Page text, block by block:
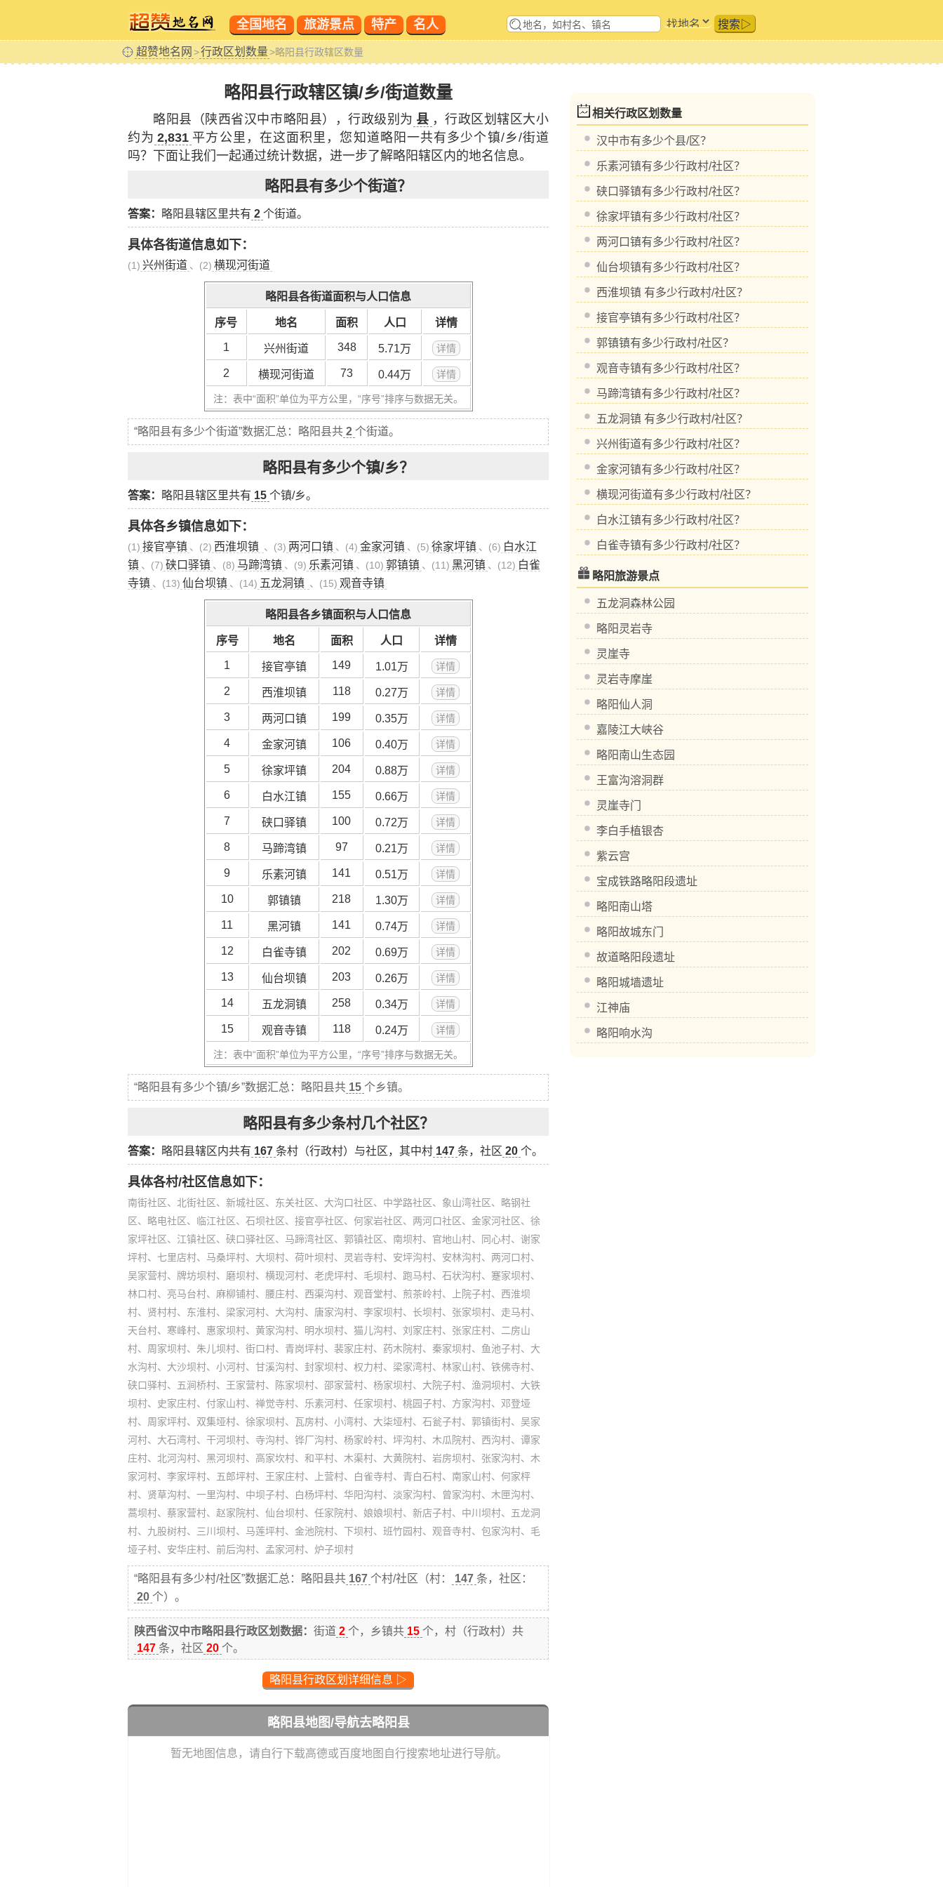
全国地名 旅游景点 特产 名人 搜索▷
超赞地名网 >行政区划数量>略阳县行政辖区数量
略阳县行政辖区镇/乡/街道数量
略阳县（陕西省汉中市略阳县），行政级别为 县 ，行政区划辖区大小
约为 2,831 平方公里，在这面积里，您知道略阳一共有多少个镇/乡/街道
吗？下面让我们一起通过统计数据，进一步了解略阳辖区内的地名信息。
略阳县有多少个街道？
答案： 略阳县辖区里共有 2 个街道。
具体各街道信息如下：
(1) 兴州街道 、(2) 横现河街道
略阳县各街道面积与人口信息
序号 地名 面积 人口 详情
1 兴州街道 348 5.71万 详情
2 横现河街道 73 0.44万 详情
注：表中“面积”单位为平方公里，“序号”排序与数据无关。
“略阳县有多少个街道”数据汇总：略阳县共 2 个街道。
略阳县有多少个镇/乡？
答案： 略阳县辖区里共有 15 个镇/乡。
具体各乡镇信息如下：
(1) 接官亭镇 、(2) 西淮坝镇 、(3) 两河口镇 、(4) 金家河镇 、(5) 徐家坪镇 、(6) 白水江
镇 、(7) 硖口驿镇 、(8) 马蹄湾镇 、(9) 乐素河镇 、(10) 郭镇镇 、(11) 黑河镇 、(12) 白雀
寺镇 、(13) 仙台坝镇 、(14) 五龙洞镇 、(15) 观音寺镇
略阳县各乡镇面积与人口信息
序号 地名 面积 人口 详情
1 接官亭镇 149 1.01万 详情
2 西淮坝镇 118 0.27万 详情
3 两河口镇 199 0.35万 详情
4 金家河镇 106 0.40万 详情
5 徐家坪镇 204 0.88万 详情
6 白水江镇 155 0.66万 详情
7 硖口驿镇 100 0.72万 详情
8 马蹄湾镇 97 0.21万 详情
9 乐素河镇 141 0.51万 详情
10 郭镇镇 218 1.30万 详情
11 黑河镇 141 0.74万 详情
12 白雀寺镇 202 0.69万 详情
13 仙台坝镇 203 0.26万 详情
14 五龙洞镇 258 0.34万 详情
15 观音寺镇 118 0.24万 详情
注：表中“面积”单位为平方公里，“序号”排序与数据无关。
“略阳县有多少个镇/乡”数据汇总：略阳县共 15 个乡镇。
略阳县有多少条村几个社区？
答案： 略阳县辖区内共有 167 条村（行政村）与社区，其中村 147 条，社区 20 个。
具体各村/社区信息如下：
南街社区、北街社区、新城社区、东关社区、大沟口社区、中学路社区、象山湾社区、略钢社
区、略电社区、临江社区、石坝社区、接官亭社区、何家岩社区、两河口社区、金家河社区、徐
家坪社区、江镇社区、硖口驿社区、马蹄湾社区、郭镇社区、南坝村、官地山村、同心村、谢家
坪村、七里店村、马桑坪村、大坝村、荷叶坝村、灵岩寺村、安坪沟村、安林沟村、两河口村、
吴家营村、牌坊坝村、磨坝村、横现河村、老虎坪村、毛坝村、跑马村、石状沟村、蹇家坝村、
林口村、亮马台村、麻柳铺村、腰庄村、西渠沟村、观音堂村、煎茶岭村、上院子村、西淮坝
村、贤村村、东淮村、梁家河村、大沟村、唐家沟村、李家坝村、长坝村、张家坝村、走马村、
天台村、寒峰村、惠家坝村、黄家沟村、明水坝村、猫儿沟村、刘家庄村、张家庄村、二房山
村、周家坝村、朱儿坝村、街口村、青岗坪村、裴家庄村、药木院村、秦家坝村、鱼池子村、大
水沟村、大沙坝村、小河村、甘溪沟村、封家坝村、权力村、梁家湾村、林家山村、铁佛寺村、
硖口驿村、五涧桥村、王家营村、陈家坝村、邵家营村、杨家坝村、大院子村、渔洞坝村、大铁
坝村、史家庄村、付家山村、禅觉寺村、乐素河村、任家坝村、桃园子村、方家沟村、邓登垭
村、周家坪村、双集垭村、徐家坝村、瓦房村、小湾村、大柒垭村、石瓮子村、郭镇街村、吴家
河村、大石湾村、干河坝村、寺沟村、铧厂沟村、杨家岭村、坪沟村、木瓜院村、西沟村、谭家
庄村、北河沟村、黑河坝村、高家坎村、和平村、木渠村、大黄院村、岩房坝村、张家沟村、木
家河村、李家坪村、五郎坪村、王家庄村、上营村、白雀寺村、青白石村、南家山村、何家枰
村、贤草沟村、一里沟村、中坝子村、白杨坪村、华阳沟村、淡家沟村、曾家沟村、木匣沟村、
蒿坝村、蔡家营村、赵家院村、仙台坝村、任家院村、娘娘坝村、新店子村、中川坝村、五龙洞
村、九股树村、三川坝村、马莲坪村、金池院村、下坝村、班竹园村、观音寺村、包家沟村、毛
垭子村、安华庄村、前后沟村、孟家河村、炉子坝村
“略阳县有多少村/社区”数据汇总：略阳县共 167 个村/社区（村： 147 条，社区：
20 个）。
陕西省汉中市略阳县行政区划数据： 街道 2 个，乡镇共 15 个，村（行政村）共
147 条，社区 20 个。
略阳县行政区划详细信息 ▷
略阳县地图/导航去略阳县
暂无地图信息，请自行下载高德或百度地图自行搜索地址进行导航。
相关行政区划数量
汉中市有多少个县/区？
乐素河镇有多少行政村/社区？
硖口驿镇有多少行政村/社区？
徐家坪镇有多少行政村/社区？
两河口镇有多少行政村/社区？
仙台坝镇有多少行政村/社区？
西淮坝镇 有多少行政村/社区？
接官亭镇有多少行政村/社区？
郭镇镇有多少行政村/社区？
观音寺镇有多少行政村/社区？
马蹄湾镇有多少行政村/社区？
五龙洞镇 有多少行政村/社区？
兴州街道有多少行政村/社区？
金家河镇有多少行政村/社区？
横现河街道有多少行政村/社区？
白水江镇有多少行政村/社区？
白雀寺镇有多少行政村/社区？
略阳旅游景点
五龙洞森林公园
略阳灵岩寺
灵崖寺
灵岩寺摩崖
略阳仙人洞
嘉陵江大峡谷
略阳南山生态园
王富沟溶洞群
灵崖寺门
李白手植银杏
紫云宫
宝成铁路略阳段遗址
略阳南山塔
略阳故城东门
故道略阳段遗址
略阳城墙遗址
江神庙
略阳响水沟